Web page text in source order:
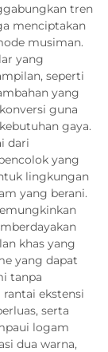
tren
menciptakan
musiman.
yang
seperti
yang
guna
gaya.
dari
yang
lingkungan
yang berani.
khas yang
yang dapat
tanpa
ekstensi
serta
logam
dua warna,